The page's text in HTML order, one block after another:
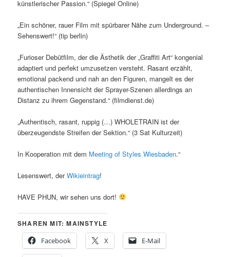
künstlerischer Passion.“ (Spiegel Online)
„Ein schöner, rauer Film mit spürbarer Nähe zum Underground. –
Sehenswert!“ (tip berlin)
„Furioser Debütfilm, der die Ästhetik der „Graffiti Art“ kongenial
adaptiert und perfekt umzusetzen versteht. Rasant erzählt,
emotional packend und nah an den Figuren, mangelt es der
authentischen Innensicht der Sprayer-Szenen allerdings an
Distanz zu ihrem Gegenstand.“ (filmdienst.de)
„Authentisch, rasant, ruppig (…) WHOLETRAIN ist der
überzeugendste Streifen der Sektion.“ (3 Sat Kulturzeit)
In Kooperation mit dem Meeting of Styles Wiesbaden.“
Lesenswert, derWikieintrag!
HAVE PHUN, wir sehen uns dort!
SHAREN MIT: MAINSTYLE
Facebook
X E-Mail